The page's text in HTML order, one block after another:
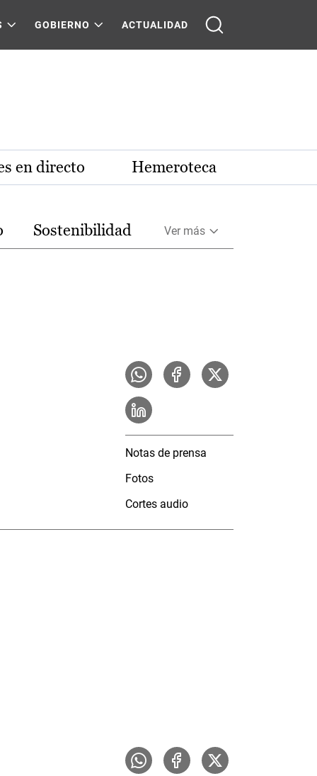
GOBIERNO ACTUALIDAD
en directo Hemeroteca
Sostenibilidad Ver más
Notas de prensa
Fotos
Cortes audio